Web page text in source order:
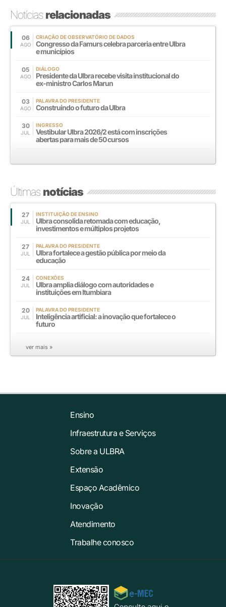
Notíciasrelacionadas
06
AGO
CRIAÇÃO DE OBSERVATÓRIO DE DADOS
Congresso da Famurs celebra parceria entre Ulbra
e municípios
05
AGO
DIÁLOGO
Presidente da Ulbra recebe visita institucional do
ex-ministro Carlos Marun
03
AGO
PALAVRA DO PRESIDENTE
Construindo o futuro da Ulbra
30
JUL
INGRESSO
Vestibular Ulbra 2026/2 está com inscrições
abertas para mais de 50 cursos
Últimasnotícias
27
JUL
INSTITUIÇÃO DE ENSINO
Ulbra consolida retomada com educação,
investimentos e múltiplos projetos
27
JUL
PALAVRA DO PRESIDENTE
Ulbra fortalece a gestão pública por meio da
educação
24
JUL
CONEXÕES
Ulbra amplia diálogo com autoridades e
instituições em Itumbiara
20
JUL
PALAVRA DO PRESIDENTE
Inteligência artificial: a inovação que fortalece o
futuro
ver mais »
Ensino
Infraestrutura e Serviços
Sobre a ULBRA
Extensão
Espaço Acadêmico
Inovação
Atendimento
Trabalhe conosco